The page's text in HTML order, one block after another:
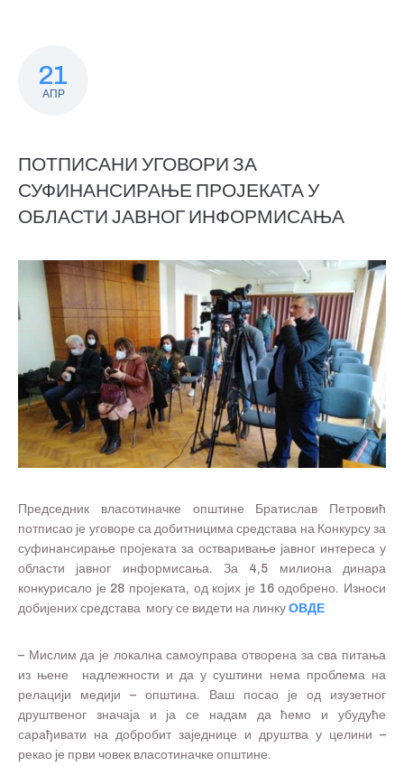
21
АПР
ПОТПИСАНИ УГОВОРИ ЗА
СУФИНАНСИРАЊЕ ПРОЈЕКАТА У
ОБЛАСТИ ЈАВНОГ ИНФОРМИСАЊА
Председник власотиначке општине Братислав Петровић
потписао је уговоре са добитницима средстава на Конкурсу за
суфинансирање пројеката за остваривање јавног интереса у
области јавног информисања. За 4,5 милиона динара
конкурисало је 28 пројеката, од којих је 16 одобрено. Износи
добијених средстава могу се видети на линку ОВДЕ
– Мислим да је локална самоуправа отворена за сва питања
из њене надлежности и да у суштини нема проблема на
релацији медији – општина. Ваш посао је од изузетног
друштвеног значаја и ја се надам да ћемо и убудуће
сарађивати на добробит заједнице и друштва у целини –
рекао је први човек власотиначке општине.